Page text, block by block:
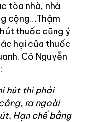
tòa nhà, nhà
cộng…Thậm
thuốc cũng ý
hại của thuốc
Cô Nguyễn
hút thì phải
ra ngoài
Hạn chế bằng